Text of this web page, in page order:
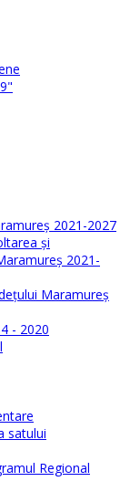
2021-2027
și
2021-
Maramureș
- 2020
satului
Regional